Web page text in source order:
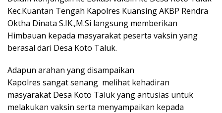
Kec.Kuantan Tengah Kapolres Kuansing AKBP Rendra
Oktha Dinata S.IK.,M.Si langsung memberikan
Himbauan kepada masyarakat peserta vaksin yang
berasal dari Desa Koto Taluk.
Adapun arahan yang disampaikan
Kapolres sangat senang melihat kehadiran
masyarakat Desa Koto Taluk yang antusias untuk
melakukan vaksin serta menyampaikan kepada